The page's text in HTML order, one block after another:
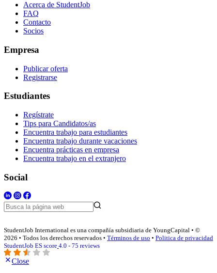
Acerca de StudentJob
FAQ
Contacto
Socios
Empresa
Publicar oferta
Registrarse
Estudiantes
Regístrate
Tips para Candidatos/as
Encuentra trabajo para estudiantes
Encuentra trabajo durante vacaciones
Encuentra prácticas en empresa
Encuentra trabajo en el extranjero
Social
StudentJob International es una compañía subsidiaria de YoungCapital • ©
2026 • Todos los derechos reservados • Términos de uso • Politica de privacidad
StudentJob ES score 4.0 - 75 reviews
Close